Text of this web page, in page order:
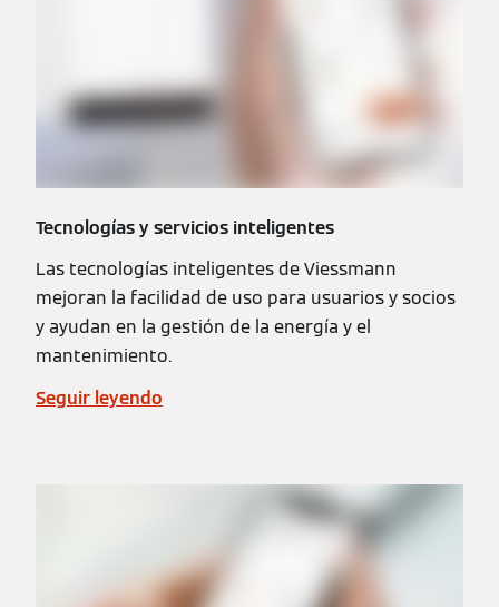
Tecnologías y servicios inteligentes
Las tecnologías inteligentes de Viessmann
mejoran la facilidad de uso para usuarios y socios
y ayudan en la gestión de la energía y el
mantenimiento.
Seguir leyendo